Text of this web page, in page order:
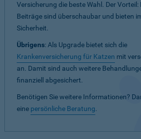
Versicherung die beste Wahl. Der Vorteil:
Beiträge sind überschaubar und bieten
Sicherheit.
Übrigens: Als Upgrade bietet sich die
Krankenversicherung für Katzen mit
an. Damit sind auch weitere
finanziell abgesichert.
Benötigen Sie weitere Informationen?
eine persönliche Beratung.